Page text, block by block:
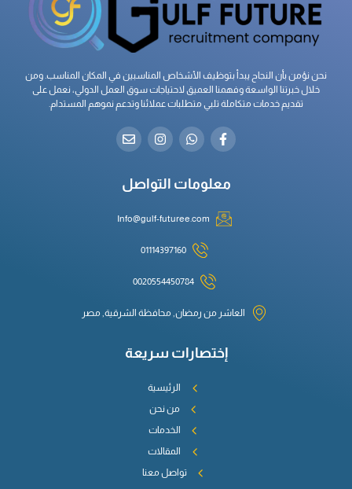
نحن نؤمن بأن النجاح يبدأ بتوظيف الأشخاص المناسبين في المكان المناسب. ومن
خلال خبرتنا الواسعة وفهمنا العميق لاحتياجات سوق العمل الدولي، نعمل على
تقديم خدمات متكاملة تلبي متطلبات عملائنا وتدعم نموهم المستدام.
معلومات التواصل
Info@gulf-futuree.com
01114397160
0020554450784
العاشر من رمضان, محافظة الشرقية, مصر
إختصارات سريعة
الرئيسية
من نحن
الخدمات
المقالات
تواصل معنا